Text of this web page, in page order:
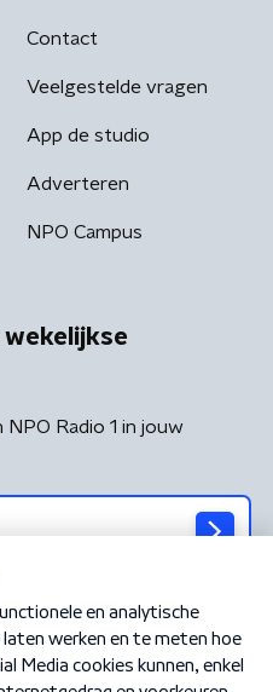
Contact
Veelgestelde vragen
App de studio
Adverteren
NPO Campus
wekelijkse
Radio 1 in jouw